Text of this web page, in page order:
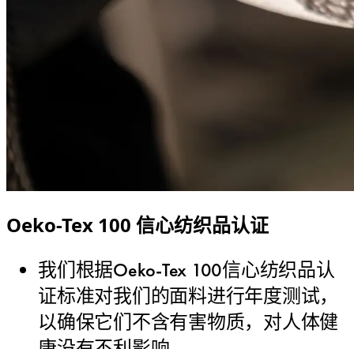
Oeko-Tex 100 信心纺织品认证
我们根据Oeko-Tex 100信心纺织品认
证标准对我们的面料进行年度测试，
以确保它们不含有害物质，对人体健